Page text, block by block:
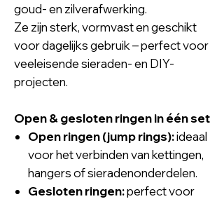
goud- en zilverafwerking.
Ze zijn sterk, vormvast en geschikt
voor dagelijks gebruik – perfect voor
veeleisende sieraden- en DIY-
projecten.
Open & gesloten ringen in één set
Open ringen (jump rings):ideaal
voor het verbinden van kettingen,
hangers of sieradenonderdelen.
Gesloten ringen:perfect voor